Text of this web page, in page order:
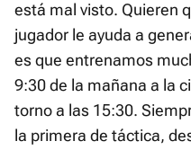
está mal visto. Quieren
jugador le ayuda a
es que entrenamos
9:30 de la mañana a la
torno a las 15:30.
la primera de táctica,